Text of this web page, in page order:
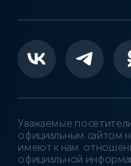
Уважаемые
официальным сайтом
имеют к нам
официальной